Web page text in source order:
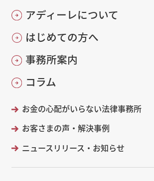
アディーレについて
はじめての方へ
事務所案内
コラム
お金の心配がいらない法律事務所
お客さまの声・解決事例
ニュースリリース・お知らせ